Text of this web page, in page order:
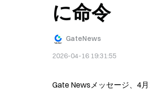
に命令
GateNews
2026-04-16 19:31:55
Gate Newsメッセージ、4